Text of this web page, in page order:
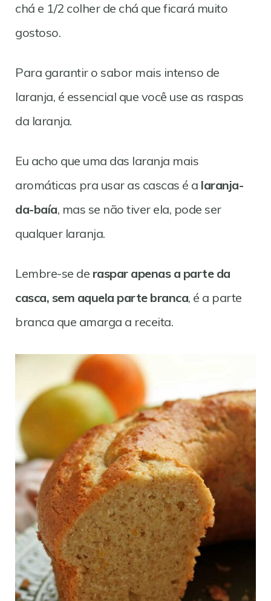
chá e 1/2 colher de chá que ficará muito
gostoso.
Para garantir o sabor mais intenso de
laranja, é essencial que você use as raspas
da laranja.
Eu acho que uma das laranja mais
aromáticas pra usar as cascas é a laranja-
da-baía, mas se não tiver ela, pode ser
qualquer laranja.
Lembre-se de raspar apenas a parte da
casca, sem aquela parte branca, é a parte
branca que amarga a receita.